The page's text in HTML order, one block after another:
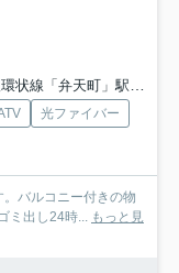
状線「弁天町」駅 徒歩39分
光ファイバー
バルコニー付きの物
ミ出し24時... もっと見